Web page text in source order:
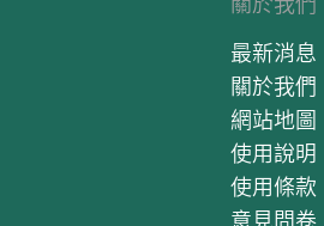
最新消息
關於我們
網站地圖
使用說明
使用條款
意見問卷